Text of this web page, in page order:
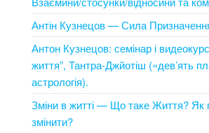
Антін Кузнецов — Сила
Антон Кузнецов: семінар і
життя”, Тантра-Джйотіш («дев’ять
астрологія).
Зміни в житті — Що таке Життя? Як
змінити?